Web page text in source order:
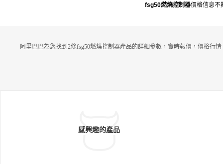
fsg50燃燒控制器價格信息不
阿里巴巴為您找到2條fsg50燃燒控制器產品的詳細參數，實時報價，價格行
感興趣的產品